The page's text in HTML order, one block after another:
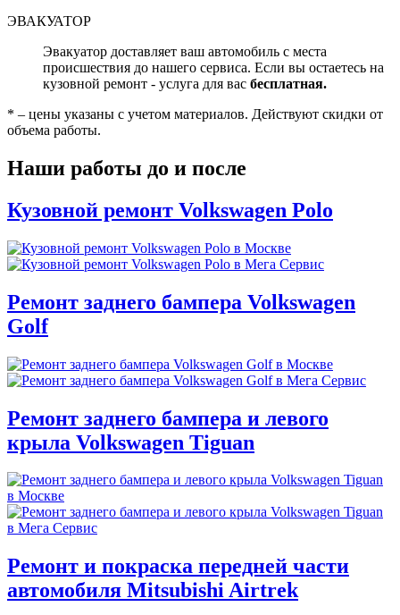
ЭВАКУАТОР
Эвакуатор доставляет ваш автомобиль с места
происшествия до нашего сервиса. Если вы остаетесь на
кузовной ремонт - услуга для вас бесплатная.
* – цены указаны с учетом материалов. Действуют скидки от
объема работы.
Наши работы до и после
Кузовной ремонт Volkswagen Polo
Ремонт заднего бампера Volkswagen
Golf
Ремонт заднего бампера и левого
крыла Volkswagen Tiguan
Ремонт и покраска передней части
автомобиля Mitsubishi Airtrek